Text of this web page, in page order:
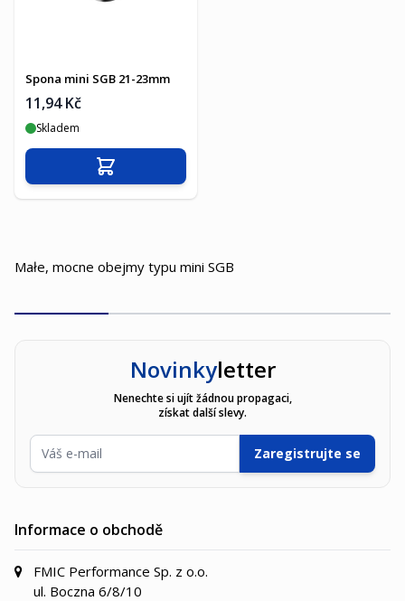
Spona mini SGB 21-23mm
11,94 Kč
Skladem
Přidat do košíku
Małe, mocne obejmy typu mini SGB
Novinkyletter
Nenechte si ujít žádnou propagaci,
získat další slevy.
E-mailová adresa
Zaregistrujte se
Informace o obchodě
FMIC Performance Sp. z o.o.
ul. Boczna 6/8/10